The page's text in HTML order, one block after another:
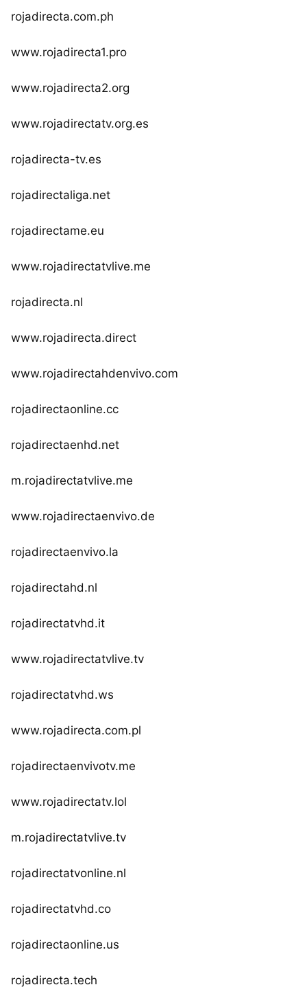
rojadirecta.com.ph
www.rojadirecta1.pro
www.rojadirecta2.org
www.rojadirectatv.org.es
rojadirecta-tv.es
rojadirectaliga.net
rojadirectame.eu
www.rojadirectatvlive.me
rojadirecta.nl
www.rojadirecta.direct
www.rojadirectahdenvivo.com
rojadirectaonline.cc
rojadirectaenhd.net
m.rojadirectatvlive.me
www.rojadirectaenvivo.de
rojadirectaenvivo.la
rojadirectahd.nl
rojadirectatvhd.it
www.rojadirectatvlive.tv
rojadirectatvhd.ws
www.rojadirecta.com.pl
rojadirectaenvivotv.me
www.rojadirectatv.lol
m.rojadirectatvlive.tv
rojadirectatvonline.nl
rojadirectatvhd.co
rojadirectaonline.us
rojadirecta.tech